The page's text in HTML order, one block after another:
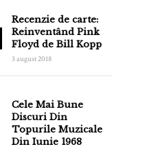
Recenzie de carte:
Reinventând Pink
Floyd de Bill Kopp
3 august 2018
Cele Mai Bune
Discuri Din
Topurile Muzicale
Din Iunie 1968